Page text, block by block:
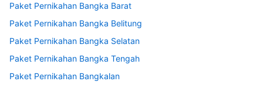
Paket Pernikahan Bangka Barat
Paket Pernikahan Bangka Belitung
Paket Pernikahan Bangka Selatan
Paket Pernikahan Bangka Tengah
Paket Pernikahan Bangkalan